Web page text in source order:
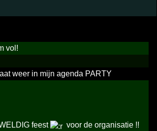
vol!
weer in mijn agenda PARTY
feest voor de organisatie !!